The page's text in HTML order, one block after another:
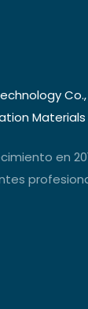
Co.,
Materials
en